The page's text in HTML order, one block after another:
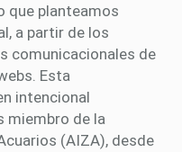
que planteamos
a partir de los
comunicacionales de
Esta
intencional
miembro de la
(AIZA), desde